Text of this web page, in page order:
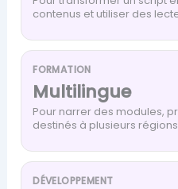
contenus et utiliser des
FORMATION
Multilingue
Pour narrer des modules,
destinés à plusieurs
DÉVELOPPEMENT